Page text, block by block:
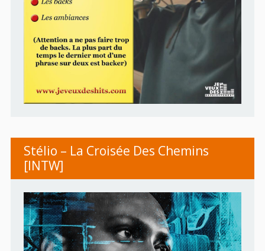
Stélio – La Croisée Des Chemins
[INTW]